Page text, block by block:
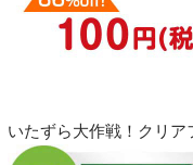
いたずら大作戦！クリア